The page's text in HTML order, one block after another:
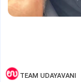
TEAM UDAYAVANI